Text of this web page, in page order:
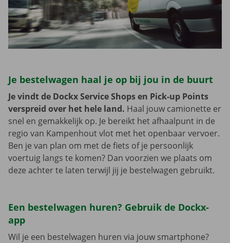
Je bestelwagen haal je op bij jou in de buurt
Je vindt de Dockx Service Shops en Pick-up Points
verspreid over het hele land. Haal jouw camionette er
snel en gemakkelijk op. Je bereikt het afhaalpunt in de
regio van Kampenhout vlot met het openbaar vervoer.
Ben je van plan om met de fiets of je persoonlijk
voertuig langs te komen? Dan voorzien we plaats om
deze achter te laten terwijl jij je bestelwagen gebruikt.
Een bestelwagen huren? Gebruik de Dockx-
app
Wil je een bestelwagen huren via jouw smartphone?